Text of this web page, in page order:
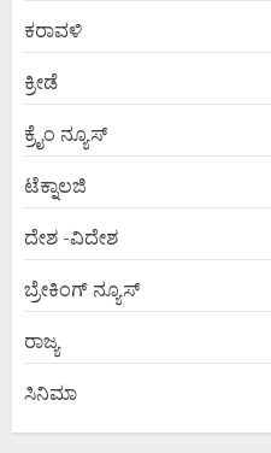
ಕರಾವಳಿ
ಕ್ರೀಡೆ
ಕ್ರೈಂ ನ್ಯೂಸ್
ಟೆಕ್ನಾಲಜಿ
ದೇಶ -ವಿದೇಶ
ಬ್ರೇಕಿಂಗ್ ನ್ಯೂಸ್
ರಾಜ್ಯ
ಸಿನಿಮಾ